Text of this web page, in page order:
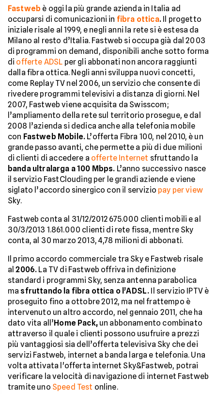
Fastweb è oggi la più grande azienda in Italia ad
occuparsi di comunicazioni in fibra ottica.Il progetto
iniziale risale al 1999, e negli anni la rete si è estesa da
Milano al resto d’Italia. Fastweb si occupa già dal 2003
di programmi on demand, disponibili anche sotto forma
di offerte ADSL per gli abbonati non ancora raggiunti
dalla fibra ottica. Negli anni sviluppa nuovi concetti,
come Replay TV nel 2006, un servizio che consente di
rivedere programmi televisivi a distanza di giorni. Nel
2007, Fastweb viene acquisita da Swisscom;
l’ampliamento della rete sul territorio prosegue, e dal
2008 l’azienda si dedica anche alla telefonia mobile
con Fastweb Mobile. L’offerta Fibra 100, nel 2010, è un
grande passo avanti, che permette a più di due milioni
di clienti di accedere a offerte Internet sfruttando la
banda ultralarga a 100 Mbps. L’anno successivo nasce
il servizio FastClouding per le grandi aziende e viene
siglato l’accordo sinergico con il servizio pay per view
Sky.
Fastweb conta al 31/12/2012 675.000 clienti mobili e al
30/3/2013 1.861.000 clienti di rete fissa, mentre Sky
conta, al 30 marzo 2013, 4,78 milioni di abbonati.
Il primo accordo commerciale tra Sky e Fastweb risale
al2006. La TV di Fastweb offriva in definizione
standard i programmi Sky, senza antenna parabolica
ma sfruttando la fibra ottica o l’ADSL. Il servizio IPTV è
proseguito fino a ottobre 2012, ma nel frattempo è
intervenuto un altro accordo, nel gennaio 2011, che ha
dato vita all’Home Pack,un abbonamento combinato
attraverso il quale i clienti possono usufruire a prezzi
più vantaggiosi sia dell’offerta televisiva Sky che dei
servizi Fastweb, internet a banda larga e telefonia. Una
volta attivata l'offerta internet Sky&Fastweb, potrai
verificare la velocità di navigazione di internet Fastweb
tramite uno Speed Test online.